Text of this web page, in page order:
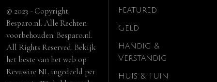
© 2023 - Copyright.
Besparo.nl. Alle Rechten
voorbehouden. Besparo.nl.
All Rights Reserved. Bekijk
het beste van het web op
Revuwire NL ingedeeld per
Featured
Geld
Handig &
Verstandig
Huis & Tuin